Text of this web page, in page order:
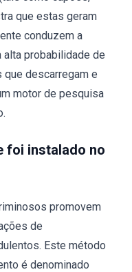
que estas geram
conduzem a
alta probabilidade de
descarregam e
motor de pesquisa
foi instalado no
promovem
de
Este método
é denominado